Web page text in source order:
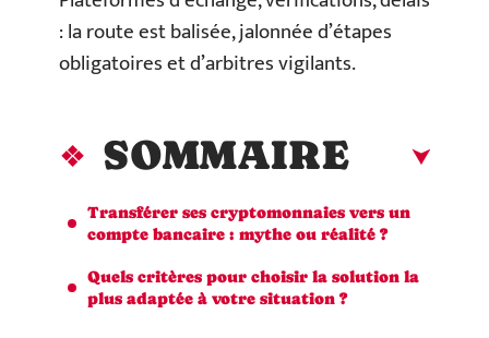
: la route est balisée, jalonnée d’étapes
obligatoires et d’arbitres vigilants.
SOMMAIRE
Transférer ses cryptomonnaies vers un
compte bancaire : mythe ou réalité ?
Quels critères pour choisir la solution la
plus adaptée à votre situation ?